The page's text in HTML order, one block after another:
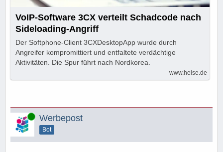
VoIP-Software 3CX verteilt Schadcode nach
Sideloading-Angriff
Der Softphone-Client 3CXDesktopApp wurde durch
Angreifer kompromittiert und entfaltete verdächtige
Aktivitäten. Die Spur führt nach Nordkorea.
www.heise.de
Online Werbepost
Bot